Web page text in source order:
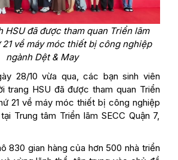
HSU đã được tham quan Triển lãm
về máy móc thiết bị công nghiệp
ngành Dệt & May
28/10 vừa qua, các bạn sinh viên
trang HSU đã được tham quan Triển
21 về máy móc thiết bị công nghiệp
Trung tâm Triển lãm SECC Quận 7,
830 gian hàng của hơn 500 nhà triển